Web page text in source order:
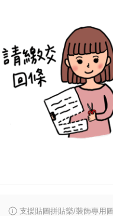
支援貼圖拼貼樂/裝飾專用